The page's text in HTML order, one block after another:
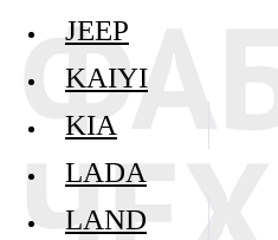
JEEP
KAIYI
KIA
LADA
LAND